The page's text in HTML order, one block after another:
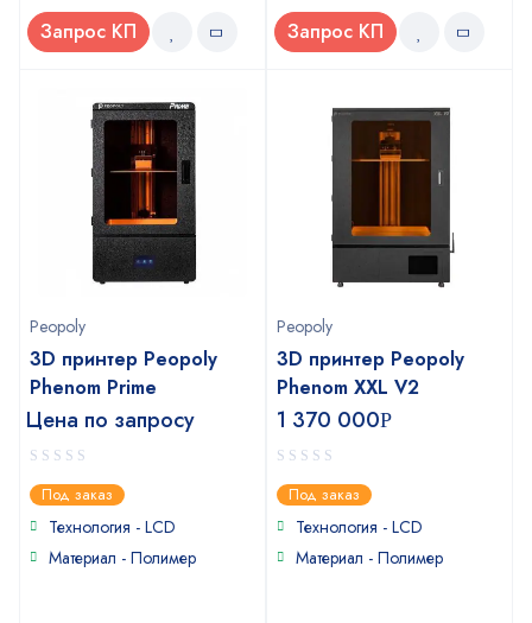
Запрос КП Запрос КП
Peopoly
3D принтер Peopoly
Phenom Prime
Цена по запросу
0
out
of
Под заказ
Технология - LCD
Материал - Полимер
Peopoly
3D принтер Peopoly
Phenom XXL V2
1 370 000Р
0
out
of
Под заказ
Технология - LCD
Материал - Полимер